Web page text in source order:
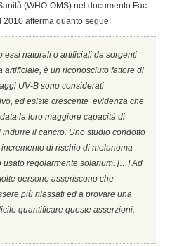
(WHO-OMS) nel documento Fact
2010 afferma quanto segue:
essi naturali o artificiali da sorgenti
è un riconosciuto fattore di
UV-B sono considerati
ed esiste crescente evidenza che
la loro maggiore capacità di
il cancro. Uno studio condotto
di rischio di melanoma
usato regolarmente solarium. […] Ad
persone asseriscono che
più rilassati ed a provare una
quantificare queste asserzioni.